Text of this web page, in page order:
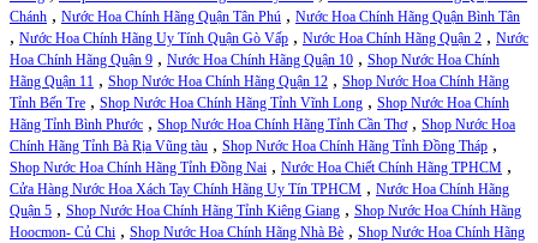
Chánh , Nước Hoa Chính Hãng Quận Tân Phú , Nước Hoa Chính Hãng Quận Bình Tân
, Nước Hoa Chính Hãng Uy Tính Quận Gò Vấp , Nước Hoa Chính Hãng Quận 2 , Nước
Hoa Chính Hãng Quận 9 , Nước Hoa Chính Hãng Quận 10 , Shop Nước Hoa Chính
Hãng Quận 11 , Shop Nước Hoa Chính Hãng Quận 12 , Shop Nước Hoa Chính Hãng
Tỉnh Bến Tre , Shop Nước Hoa Chính Hãng Tỉnh Vĩnh Long , Shop Nước Hoa Chính
Hãng Tỉnh Bình Phước , Shop Nước Hoa Chính Hãng Tỉnh Cần Thơ , Shop Nước Hoa
Chính Hãng Tỉnh Bà Rịa Vũng tàu , Shop Nước Hoa Chính Hãng Tỉnh Đồng Tháp ,
Shop Nước Hoa Chính Hãng Tỉnh Đồng Nai , Nước Hoa Chiết Chính Hãng TPHCM ,
Cửa Hàng Nước Hoa Xách Tay Chính Hãng Uy Tín TPHCM , Nước Hoa Chính Hãng
Quận 5 , Shop Nước Hoa Chính Hãng Tỉnh Kiêng Giang , Shop Nước Hoa Chính Hãng
Hoocmon- Củ Chi , Shop Nước Hoa Chính Hãng Nhà Bè , Shop Nước Hoa Chính Hãng